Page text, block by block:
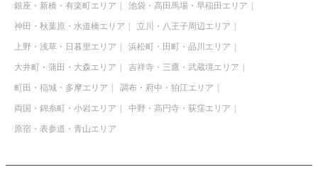
銀座・新橋・有楽町エリア 池袋・高田馬場・早稲田エリア
神田・秋葉原・水道橋エリア 立川・八王子周辺エリア
上野・浅草・日暮里エリア 浜松町・田町・品川エリア
大井町・蒲田・大森エリア 吉祥寺・三鷹・武蔵境エリア
町田・稲城・多摩エリア 調布・府中・狛江エリア
両国・錦糸町・小岩エリア 中野・高円寺・荻窪エリア
原宿・表参道・青山エリア